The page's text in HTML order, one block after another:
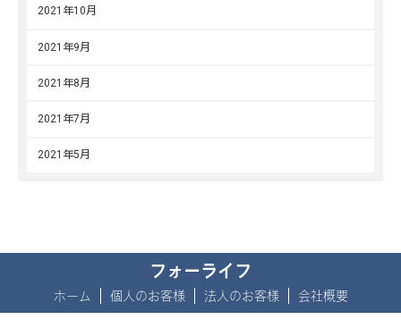
2021年10月
2021年9月
2021年8月
2021年7月
2021年5月
フォーライフ
ホーム 個人のお客様 法人のお客様 会社概要